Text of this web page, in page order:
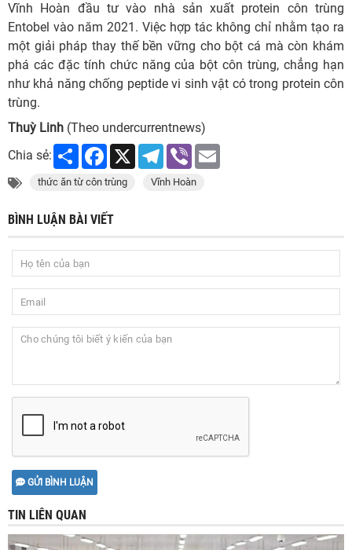
Vĩnh Hoàn đầu tư vào nhà sản xuất protein côn trùng
Entobel vào năm 2021. Việc hợp tác không chỉ nhằm tạo ra
một giải pháp thay thế bền vững cho bột cá mà còn khám
phá các đặc tính chức năng của bột côn trùng, chẳng hạn
như khả năng chống peptide vi sinh vật có trong protein côn
trùng.
Thuỳ Linh (Theo undercurrentnews)
Chia sẻ:
Share Facebook
X Telegram
Viber
thức ăn từ côn trùng Vĩnh Hoàn
BÌNH LUẬN BÀI VIẾT
GỬI BÌNH LUẬN
TIN LIÊN QUAN